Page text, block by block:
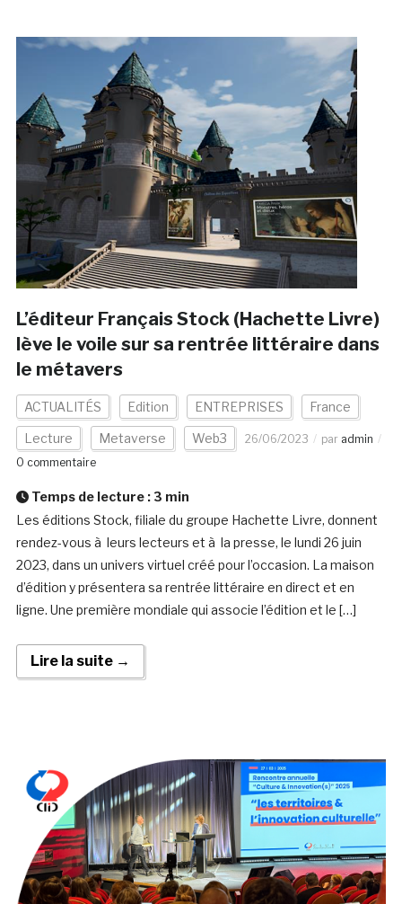
L’éditeur Français Stock (Hachette Livre)
lève le voile sur sa rentrée littéraire dans
le métavers
ACTUALITÉS Edition ENTREPRISES France
Lecture Metaverse Web3 26/06/2023 par admin
0 commentaire
Temps de lecture : 3 min
Les éditions Stock, filiale du groupe Hachette Livre, donnent
rendez-vous à leurs lecteurs et à la presse, le lundi 26 juin
2023, dans un univers virtuel créé pour l’occasion. La maison
d’édition y présentera sa rentrée littéraire en direct et en
ligne. Une première mondiale qui associe l’édition et le […]
Lire la suite →